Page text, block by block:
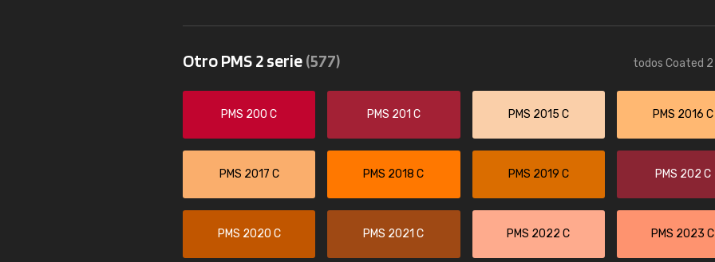
Otro PMS 2 serie(577) todos Coated 2
PMS 200 C PMS 201 C PMS 2015 C PMS 2016 C
PMS 2017 C PMS 2018 C PMS 2019 C PMS 202 C
PMS 2020 C PMS 2021 C PMS 2022 C PMS 2023 C